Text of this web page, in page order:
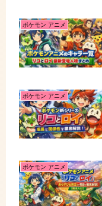
ポケモン アニメ
ポケモン アニメ
ポケモン アニメ